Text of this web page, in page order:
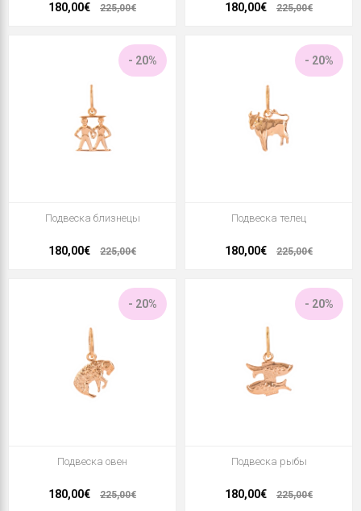
180,00€ 225,00€ 180,00€ 225,00€
- 20%
Подвеска близнецы
180,00€ 225,00€
- 20%
Подвеска телец
180,00€ 225,00€
- 20%
Подвеска овен
180,00€ 225,00€
- 20%
Подвеска рыбы
180,00€ 225,00€